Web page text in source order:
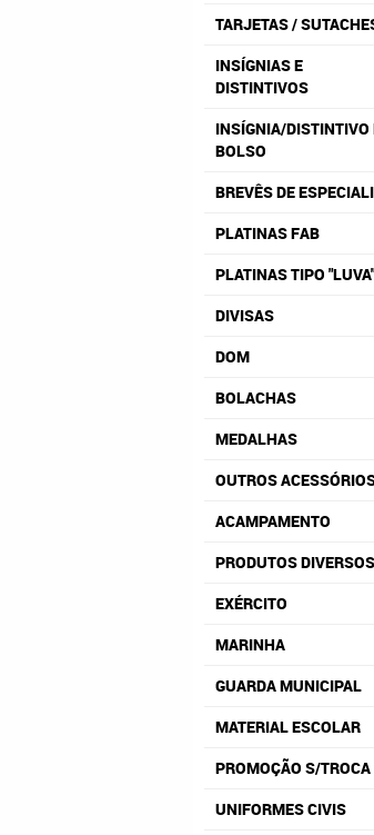
TARJETAS /
INSÍGNIAS E
DISTINTIVOS
INSÍGNIA/DISTINTIVO
BOLSO
BREVÊS DE
PLATINAS FAB
PLATINAS TIPO "LUVA"
DIVISAS
DOM
BOLACHAS
MEDALHAS
OUTROS
ACAMPAMENTO
PRODUTOS DIVERSOS
EXÉRCITO
MARINHA
GUARDA MUNICIPAL
MATERIAL ESCOLAR
PROMOÇÃO S/TROCA
UNIFORMES CIVIS